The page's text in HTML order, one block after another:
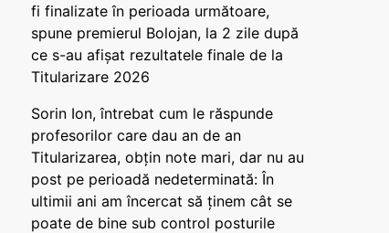
fi finalizate în perioada următoare,
spune premierul Bolojan, la 2 zile după
ce s-au afișat rezultatele finale de la
Titularizare 2026
Sorin Ion, întrebat cum le răspunde
profesorilor care dau an de an
Titularizarea, obțin note mari, dar nu au
post pe perioadă nedeterminată: În
ultimii ani am încercat să ținem cât se
poate de bine sub control posturile